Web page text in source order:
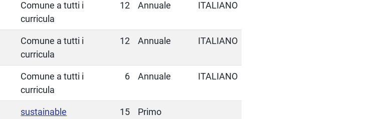
Comune a tutti i
curricula
12 Annuale ITALIANO
Comune a tutti i
curricula
12 Annuale ITALIANO
Comune a tutti i
curricula
6 Annuale ITALIANO
sustainable
15
Primo